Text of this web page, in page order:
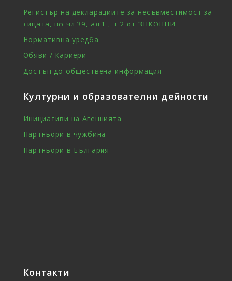
Регистър на декларациите за несъвместимост за
лицата, по чл.39, ал.1 , т.2 от ЗПКОНПИ
Нормативна уредба
Обяви / Кариери
Достъп до обществена информация
Културни и образователни дейности
Инициативи на Агенцията
Партньори в чужбина
Партньори в България
Контакти